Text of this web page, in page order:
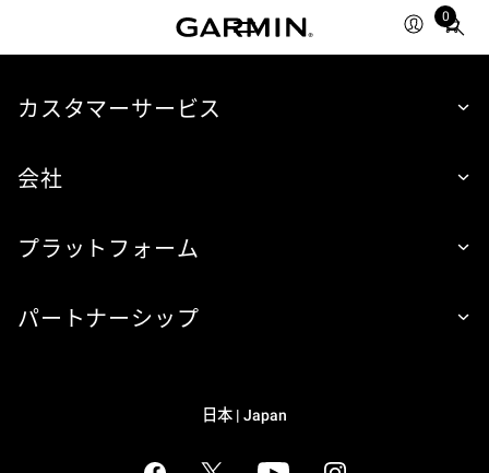
0
Total
カスタマーサービス
会社
プラットフォーム
パートナーシップ
日本 | Japan